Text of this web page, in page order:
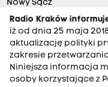
Nowy Sącz
Radio Kraków
iż od dnia 25 maja
aktualizację polityki
zakresie
Niniejsza informacja
osoby korzystające z